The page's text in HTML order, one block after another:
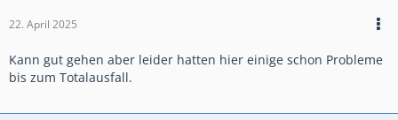
22. April 2025
Kann gut gehen aber leider hatten hier einige schon Probleme
bis zum Totalausfall.